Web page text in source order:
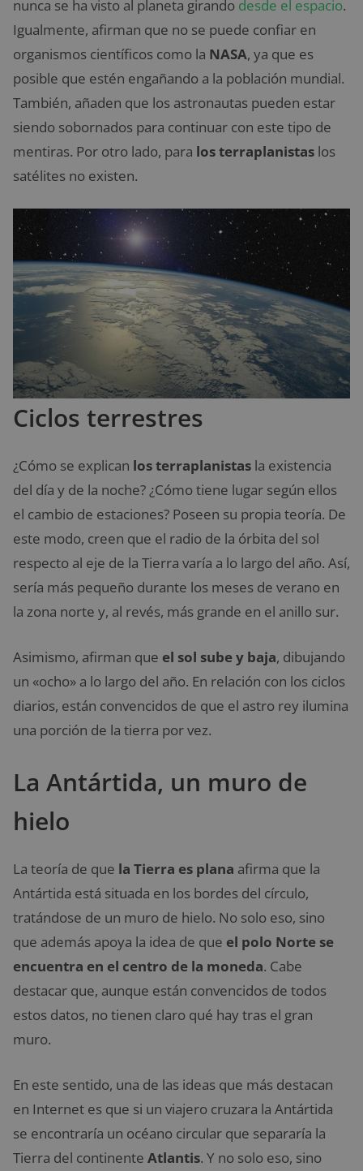
nunca se ha visto al planeta girando desde el espacio.
Igualmente, afirman que no se puede confiar en
organismos científicos como la NASA, ya que es
posible que estén engañando a la población mundial.
También, añaden que los astronautas pueden estar
siendo sobornados para continuar con este tipo de
mentiras. Por otro lado, para los terraplanistas los
satélites no existen.
Ciclos terrestres
¿Cómo se explican los terraplanistas la existencia
del día y de la noche? ¿Cómo tiene lugar según ellos
el cambio de estaciones? Poseen su propia teoría. De
este modo, creen que el radio de la órbita del sol
respecto al eje de la Tierra varía a lo largo del año. Así,
sería más pequeño durante los meses de verano en
la zona norte y, al revés, más grande en el anillo sur.
Asimismo, afirman que el sol sube y baja, dibujando
un «ocho» a lo largo del año. En relación con los ciclos
diarios, están convencidos de que el astro rey ilumina
una porción de la tierra por vez.
La Antártida, un muro de
hielo
La teoría de que la Tierra es plana afirma que la
Antártida está situada en los bordes del círculo,
tratándose de un muro de hielo. No solo eso, sino
que además apoya la idea de que el polo Norte se
encuentra en el centro de la moneda. Cabe
destacar que, aunque están convencidos de todos
estos datos, no tienen claro qué hay tras el gran
muro.
En este sentido, una de las ideas que más destacan
en Internet es que si un viajero cruzara la Antártida
se encontraría un océano circular que separaría la
Tierra del continente Atlantis. Y no solo eso, sino